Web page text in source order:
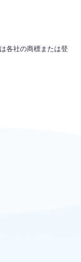
各社の商標または登